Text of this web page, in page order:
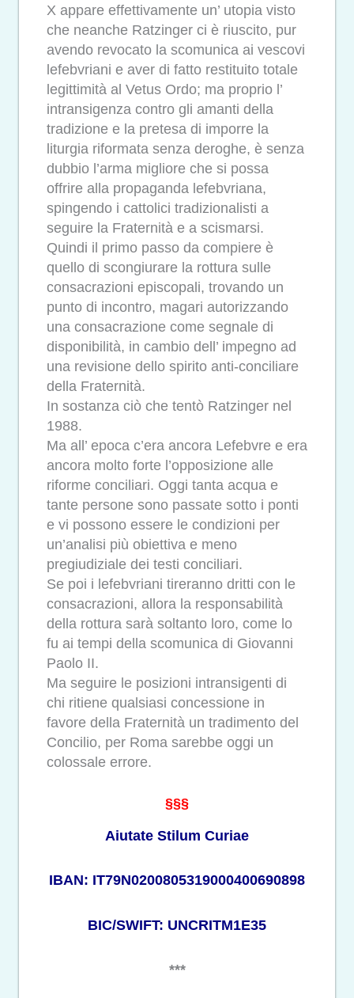
X appare effettivamente un’ utopia visto
che neanche Ratzinger ci è riuscito, pur
avendo revocato la scomunica ai vescovi
lefebvriani e aver di fatto restituito totale
legittimità al Vetus Ordo; ma proprio l’
intransigenza contro gli amanti della
tradizione e la pretesa di imporre la
liturgia riformata senza deroghe, è senza
dubbio l’arma migliore che si possa
offrire alla propaganda lefebvriana,
spingendo i cattolici tradizionalisti a
seguire la Fraternità e a scismarsi.
Quindi il primo passo da compiere è
quello di scongiurare la rottura sulle
consacrazioni episcopali, trovando un
punto di incontro, magari autorizzando
una consacrazione come segnale di
disponibilità, in cambio dell’ impegno ad
una revisione dello spirito anti-conciliare
della Fraternità.
In sostanza ciò che tentò Ratzinger nel
1988.
Ma all’ epoca c’era ancora Lefebvre e era
ancora molto forte l’opposizione alle
riforme conciliari. Oggi tanta acqua e
tante persone sono passate sotto i ponti
e vi possono essere le condizioni per
un’analisi più obiettiva e meno
pregiudiziale dei testi conciliari.
Se poi i lefebvriani tireranno dritti con le
consacrazioni, allora la responsabilità
della rottura sarà soltanto loro, come lo
fu ai tempi della scomunica di Giovanni
Paolo II.
Ma seguire le posizioni intransigenti di
chi ritiene qualsiasi concessione in
favore della Fraternità un tradimento del
Concilio, per Roma sarebbe oggi un
colossale errore.
§§§
Aiutate Stilum Curiae
IBAN: IT79N0200805319000400690898
BIC/SWIFT: UNCRITM1E35
***